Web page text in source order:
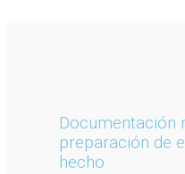
Documentación
preparación de
hecho